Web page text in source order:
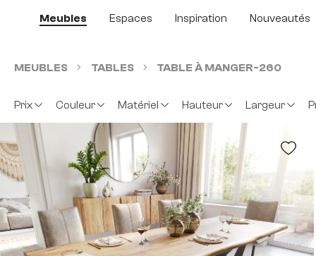
au contenu principal
Passer à la recherche
Passer à la navigation principale
Meubles Espaces Inspiration Nouveautés
MEUBLES TABLES TABLE À MANGER-260
Prix Couleur Matériel Hauteur Largeur